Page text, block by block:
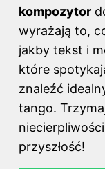
kompozytor
wyrażają to,
jakby tekst i
które
znaleźć
tango.
przyszłość!